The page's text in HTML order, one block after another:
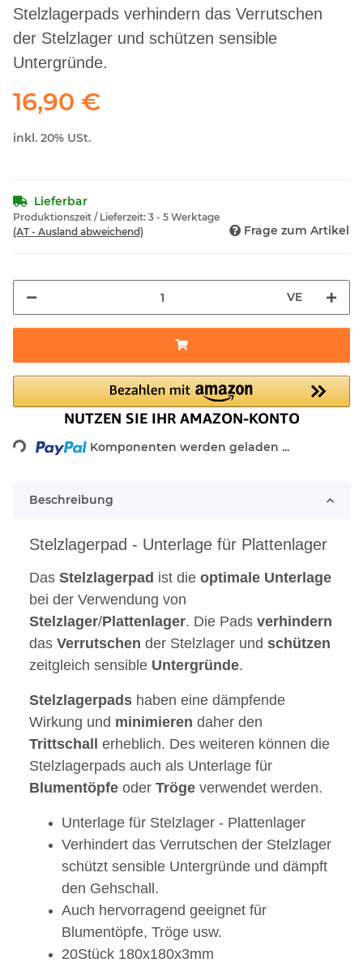
Stelzlagerpads verhindern das Verrutschen
der Stelzlager und schützen sensible
Untergründe.
16,90 €
inkl. 20% USt.
Lieferbar
Produktionszeit / Lieferzeit: 3 - 5 Werktage
(AT - Ausland abweichend)
Frage zum Artikel
VE
Loading... Komponenten werden geladen ...
Beschreibung
Stelzlagerpad - Unterlage für Plattenlager
Das Stelzlagerpad ist die optimale Unterlage
bei der Verwendung von
Stelzlager/Plattenlager. Die Pads verhindern
das Verrutschen der Stelzlager und schützen
zeitgleich sensible Untergründe.
Stelzlagerpads haben eine dämpfende
Wirkung und minimieren daher den
Trittschall
erheblich. Des weiteren können die
Stelzlagerpads auch als Unterlage für
Blumentöpfe oder Tröge verwendet werden.
Unterlage für Stelzlager - Plattenlager
Verhindert das Verrutschen der Stelzlager
schützt sensible Untergründe und dämpft
den Gehschall.
Auch hervorragend geeignet für
Blumentöpfe, Tröge usw.
20Stück 180x180x3mm